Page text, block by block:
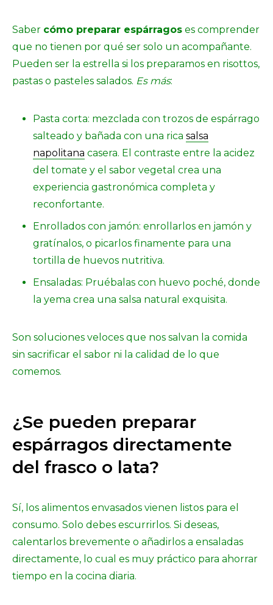
Saber cómo preparar espárragos es comprender
que no tienen por qué ser solo un acompañante.
Pueden ser la estrella si los preparamos en risottos,
pastas o pasteles salados. Es más:
Pasta corta: mezclada con trozos de espárrago
salteado y bañada con una rica salsa
napolitana casera. El contraste entre la acidez
del tomate y el sabor vegetal crea una
experiencia gastronómica completa y
reconfortante.
Enrollados con jamón: enrollarlos en jamón y
gratínalos, o picarlos finamente para una
tortilla de huevos nutritiva.
Ensaladas: Pruébalas con huevo poché, donde
la yema crea una salsa natural exquisita.
Son soluciones veloces que nos salvan la comida
sin sacrificar el sabor ni la calidad de lo que
comemos.
¿Se pueden preparar
espárragos directamente
del frasco o lata?
Sí, los alimentos envasados vienen listos para el
consumo. Solo debes escurrirlos. Si deseas,
calentarlos brevemente o añadirlos a ensaladas
directamente, lo cual es muy práctico para ahorrar
tiempo en la cocina diaria.